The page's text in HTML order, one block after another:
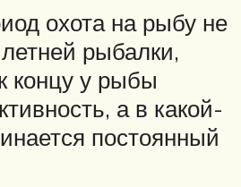
охота на рыбу не
рыбалки,
концу у рыбы
а в какой-
постоянный